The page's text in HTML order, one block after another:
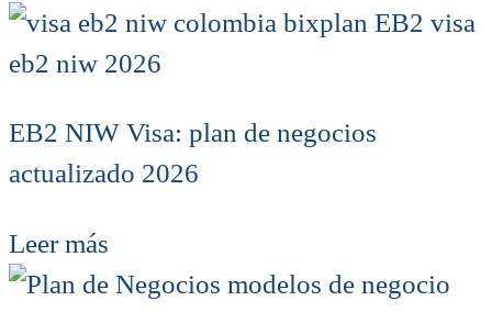
EB2 NIW Visa: plan de negocios
actualizado 2026
Leer más